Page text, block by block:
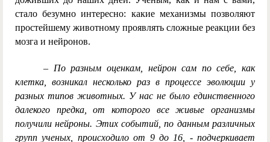
стало безумно интересно: какие механизмы позволяют
простейшему животному проявлять сложные реакции без
мозга и нейронов.
– По разным оценкам, нейрон сам по себе, как
клетка, возникал несколько раз в процессе эволюции у
разных типов животных. У нас не было единственного
далекого предка, от которого все живые организмы
получили нейроны. Этих событий, по данным различных
групп ученых, происходило от 9 до 16, - подчеркивает